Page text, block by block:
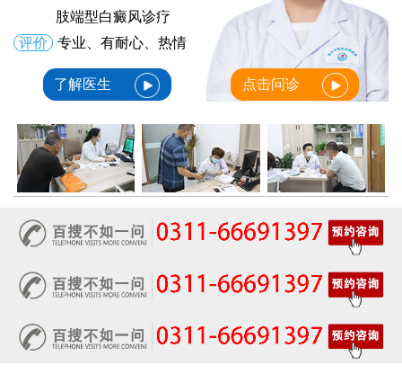
肢端型白癜风诊疗
评价
专业、有耐心、热情
了解医生 点击问诊